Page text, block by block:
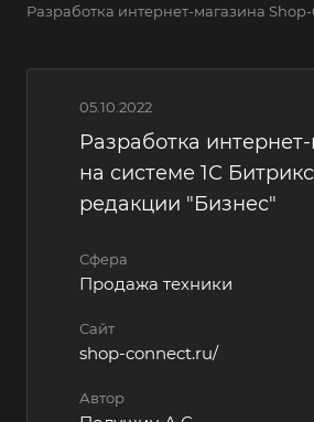
Разработка интернет-магазина
05.10.2022
Разработка
на системе 1С Битрикс
редакции "Бизнес"
Сфера
Продажа техники
Сайт
shop-connect.ru/
Автор